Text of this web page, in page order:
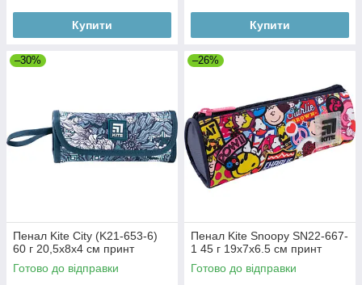
Купити Купити
–30%
Пенал Kite City (K21-653-6)
60 г 20,5x8x4 см принт
Готово до відправки
–26%
Пенал Kite Snoopy SN22-667-
1 45 г 19х7х6.5 см принт
Готово до відправки